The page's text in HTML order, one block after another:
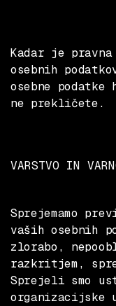
Kadar je
osebnih
osebne
ne prekličete.
VARSTVO IN
Sprejemamo
vaših osebnih
zlorabo,
razkritjem,
Sprejeli smo
organizacijske